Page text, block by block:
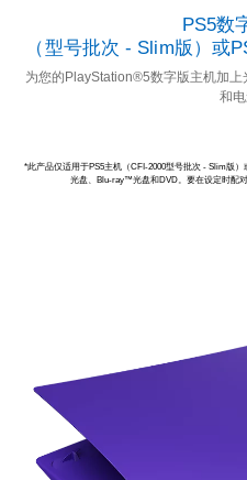
PS5数
（型号批次 - Slim版）或
为您的PlayStation®5数字版主机加
和电
*此产品仅适用于PS5主机（CFI-2000型号批次 - Slim版
光盘、Blu-ray™光盘和DVD。要在设定时配